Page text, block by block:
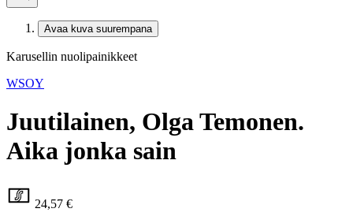
Avaa kuva suurempana
Karusellin nuolipainikkeet
WSOY
Juutilainen, Olga Temonen.
Aika jonka sain
24,57 €